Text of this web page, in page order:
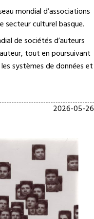
mondial d’associations
secteur culturel basque.
de sociétés d’auteurs
tout en poursuivant
systèmes de données et
2026-05-26